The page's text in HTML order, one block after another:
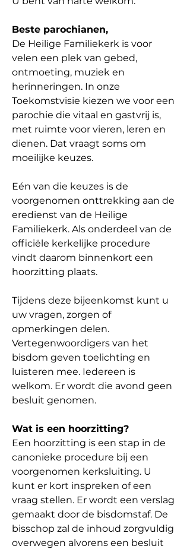
Beste parochianen,
De Heilige Familiekerk is voor
velen een plek van gebed,
ontmoeting, muziek en
herinneringen. In onze
Toekomstvisie kiezen we voor een
parochie die vitaal en gastvrij is,
met ruimte voor vieren, leren en
dienen. Dat vraagt soms om
moeilijke keuzes.
Eén van die keuzes is de
voorgenomen onttrekking aan de
eredienst van de Heilige
Familiekerk. Als onderdeel van de
officiële kerkelijke procedure
vindt daarom binnenkort een
hoorzitting plaats.
Tijdens deze bijeenkomst kunt u
uw vragen, zorgen of
opmerkingen delen.
Vertegenwoordigers van het
bisdom geven toelichting en
luisteren mee. Iedereen is
welkom. Er wordt die avond geen
besluit genomen.
Wat is een hoorzitting?
Een hoorzitting is een stap in de
canonieke procedure bij een
voorgenomen kerksluiting. U
kunt er kort inspreken of een
vraag stellen. Er wordt een verslag
gemaakt door de bisdomstaf. De
bisschop zal de inhoud zorgvuldig
overwegen alvorens een besluit